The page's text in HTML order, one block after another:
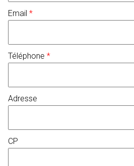
Email*
Téléphone*
Adresse
CP